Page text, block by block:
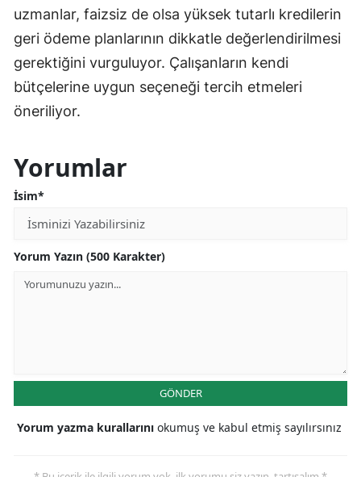
uzmanlar, faizsiz de olsa yüksek tutarlı kredilerin
geri ödeme planlarının dikkatle değerlendirilmesi
gerektiğini vurguluyor. Çalışanların kendi
bütçelerine uygun seçeneği tercih etmeleri
öneriliyor.
Yorumlar
İsim*
Yorum Yazın (500 Karakter)
GÖNDER
Yorum yazma kurallarını okumuş ve kabul etmiş sayılırsınız